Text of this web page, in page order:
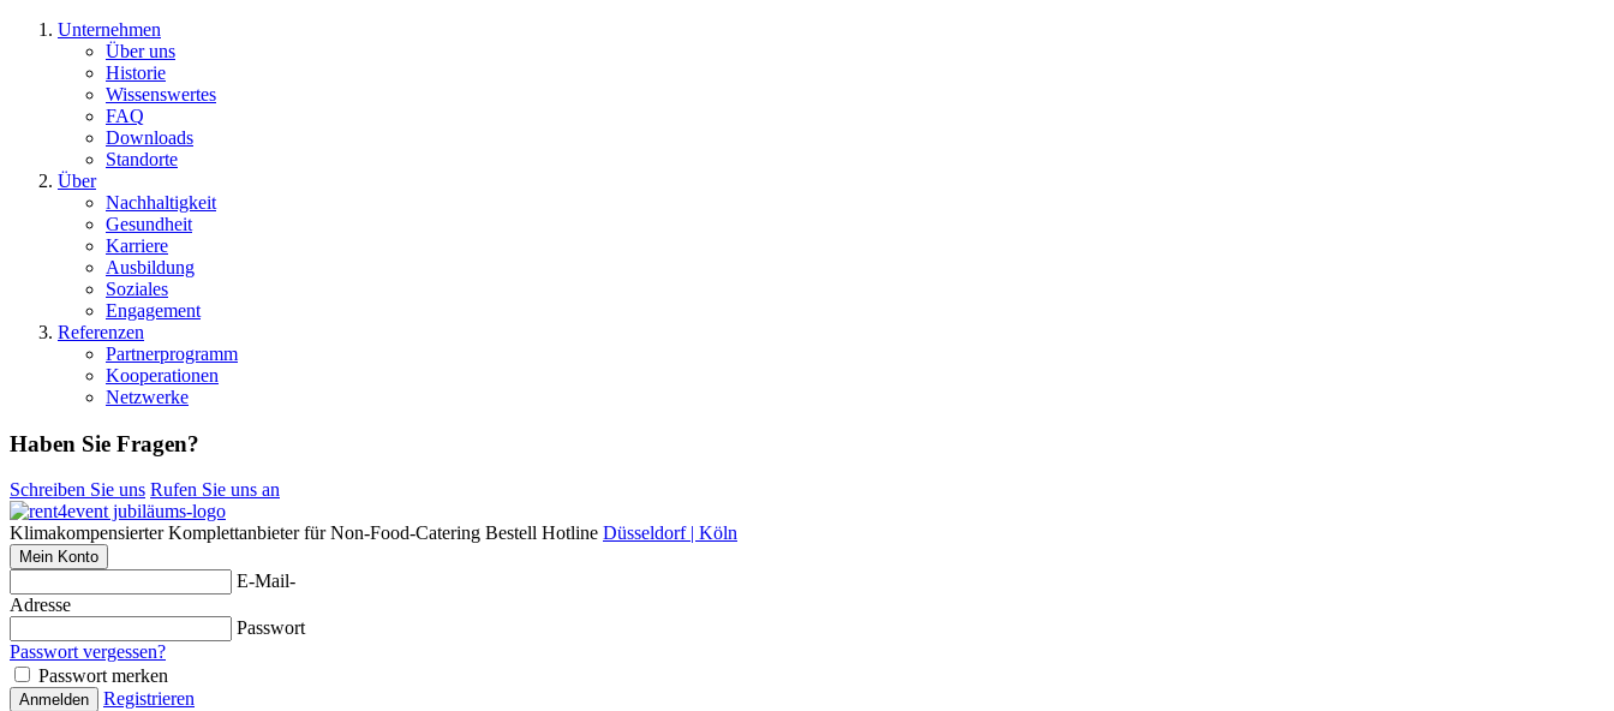
Unternehmen
Über uns
Historie
Wissenswertes
FAQ
Downloads
Standorte
Über
Nachhaltigkeit
Gesundheit
Karriere
Ausbildung
Soziales
Engagement
Referenzen
Partnerprogramm
Kooperationen
Netzwerke
Haben Sie Fragen?
Schreiben Sie uns Rufen Sie uns an
Klimakompensierter Komplettanbieter für Non-Food-Catering Bestell Hotline Düsseldorf | Köln
Mein Konto
E-Mail-
Adresse
Passwort
Passwort vergessen?
Passwort merken
Anmelden Registrieren